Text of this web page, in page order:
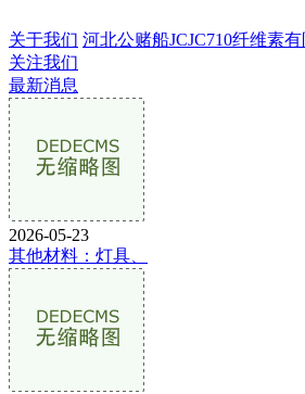
关于我们 河北公赌船JCJC710纤维素
关注我们
最新消息
2026-05-23
其他材料：灯具、